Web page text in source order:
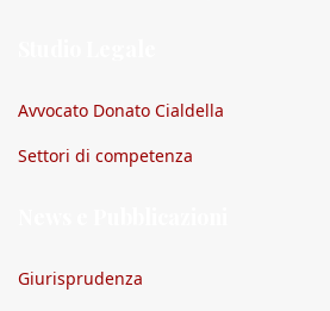
Avvocato Donato Cialdella
Settori di competenza
Giurisprudenza